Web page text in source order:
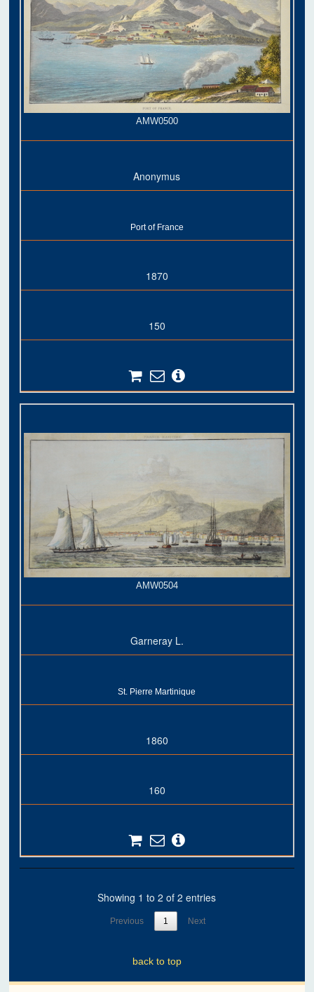
AMW0500
Anonymus
Port of France
1870
150
AMW0504
Garneray L.
St. Pierre Martinique
1860
160
Showing 1 to 2 of 2 entries
Previous 1 Next
back to top